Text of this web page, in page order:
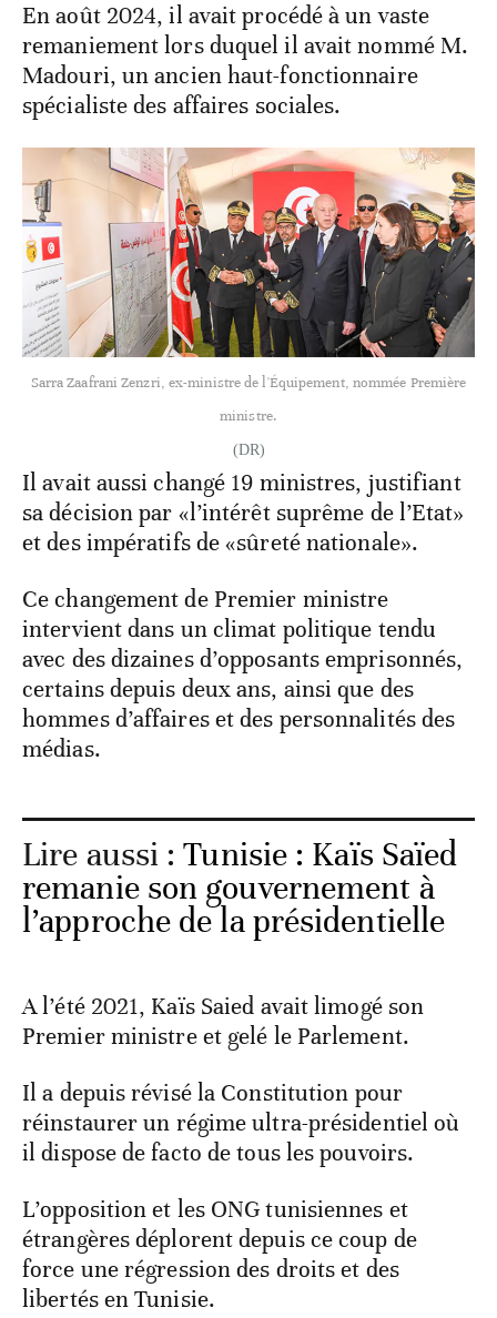
En août 2024, il avait procédé à un vaste
remaniement lors duquel il avait nommé M.
Madouri, un ancien haut-fonctionnaire
spécialiste des affaires sociales.
Sarra Zaafrani Zenzri, ex-ministre de l'Équipement, nommée Première
ministre.
(DR)
Il avait aussi changé 19 ministres, justifiant
sa décision par «l’intérêt suprême de l’Etat»
et des impératifs de «sûreté nationale».
Ce changement de Premier ministre
intervient dans un climat politique tendu
avec des dizaines d’opposants emprisonnés,
certains depuis deux ans, ainsi que des
hommes d’affaires et des personnalités des
médias.
Lire aussi :Tunisie : Kaïs Saïed
remanie son gouvernement à
l’approche de la présidentielle
A l’été 2021, Kaïs Saied avait limogé son
Premier ministre et gelé le Parlement.
Il a depuis révisé la Constitution pour
réinstaurer un régime ultra-présidentiel où
il dispose de facto de tous les pouvoirs.
L’opposition et les ONG tunisiennes et
étrangères déplorent depuis ce coup de
force une régression des droits et des
libertés en Tunisie.